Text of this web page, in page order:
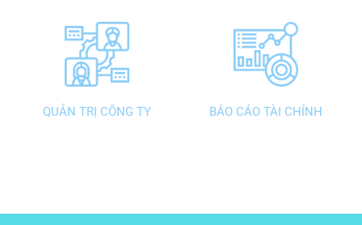
QUẢN TRỊ CÔNG TY BÁO CÁO TÀI CHÍNH